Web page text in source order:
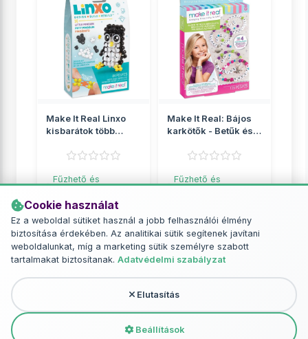
Cookie használat
Ez a weboldal sütiket használ a jobb felhasználói élmény
biztosítása érdekében. Az analitikai sütik segítenek javítani
weboldalunkat, míg a marketing sütik személyre szabott
tartalmakat biztosítanak. Adatvédelmi szabályzat
Elutasítás
Beállítások
Make It Real Linxo
kisbarátok több
Fűzhető és
2 049 Ft
RÉSZLETEK
Make It Real: Bájos
karkötők - Betűk és
Fűzhető és
2 649 Ft
RÉSZLETEK
További termékek - Fűzhető és
vasalható gyöngyök